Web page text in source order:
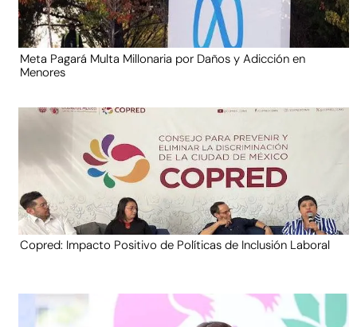
Meta Pagará Multa Millonaria por Daños y Adicción en
Menores
Copred: Impacto Positivo de Políticas de Inclusión Laboral